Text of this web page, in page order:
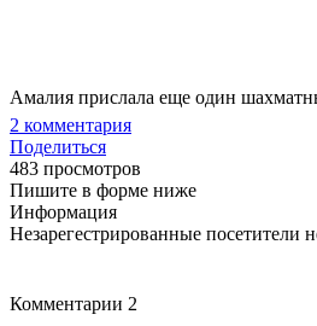
Амалия прислала еще один
2 комментария
Поделиться
483 просмотров
Пишите в форме ниже
Информация
Незарегестрированные посетители
Комментарии 2